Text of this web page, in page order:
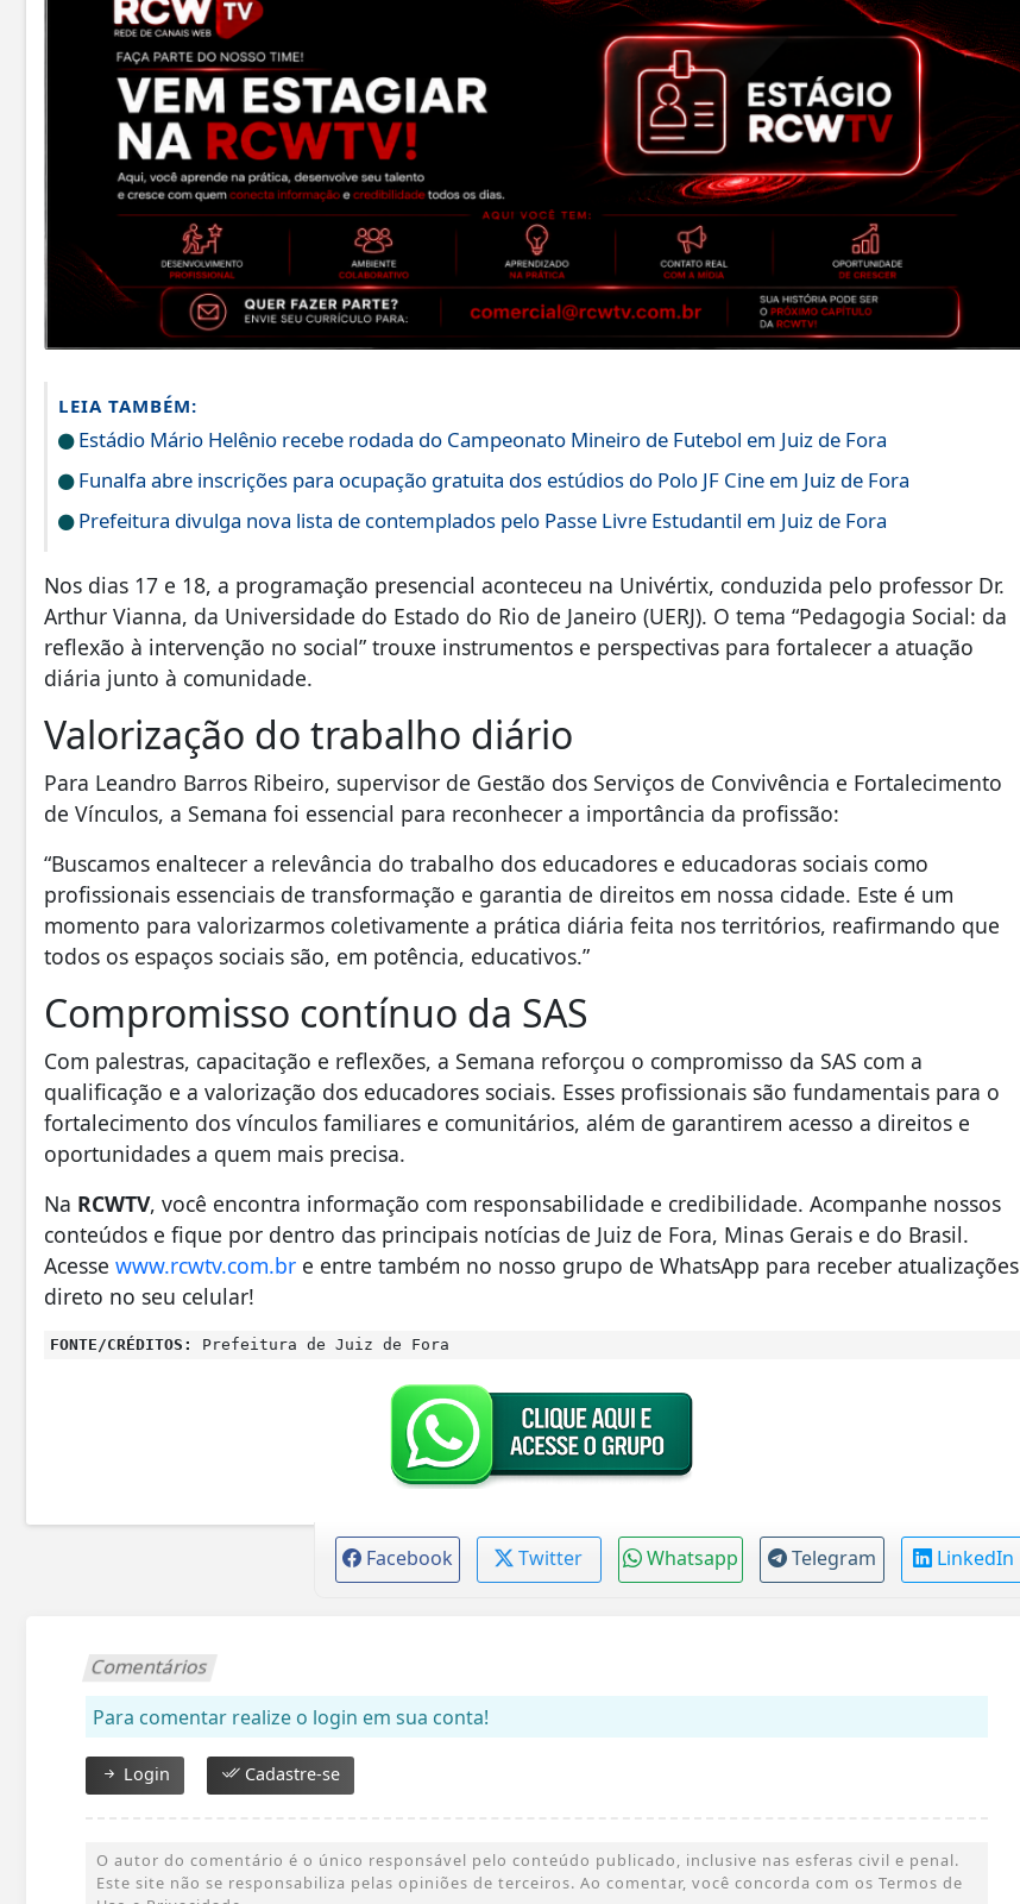
LEIA TAMBÉM:
Estádio Mário Helênio recebe rodada do Campeonato Mineiro de Futebol em Juiz de Fora
Funalfa abre inscrições para ocupação gratuita dos estúdios do Polo JF Cine em Juiz de Fora
Prefeitura divulga nova lista de contemplados pelo Passe Livre Estudantil em Juiz de Fora
Nos dias 17 e 18, a programação presencial aconteceu na Univértix, conduzida pelo professor Dr.
Arthur Vianna, da Universidade do Estado do Rio de Janeiro (UERJ). O tema “Pedagogia Social: da
reflexão à intervenção no social” trouxe instrumentos e perspectivas para fortalecer a atuação
diária junto à comunidade.
Valorização do trabalho diário
Para Leandro Barros Ribeiro, supervisor de Gestão dos Serviços de Convivência e Fortalecimento
de Vínculos, a Semana foi essencial para reconhecer a importância da profissão:
“Buscamos enaltecer a relevância do trabalho dos educadores e educadoras sociais como
profissionais essenciais de transformação e garantia de direitos em nossa cidade. Este é um
momento para valorizarmos coletivamente a prática diária feita nos territórios, reafirmando que
todos os espaços sociais são, em potência, educativos.”
Compromisso contínuo da SAS
Com palestras, capacitação e reflexões, a Semana reforçou o compromisso da SAS com a
qualificação e a valorização dos educadores sociais. Esses profissionais são fundamentais para o
fortalecimento dos vínculos familiares e comunitários, além de garantirem acesso a direitos e
oportunidades a quem mais precisa.
Na RCWTV, você encontra informação com responsabilidade e credibilidade. Acompanhe nossos
conteúdos e fique por dentro das principais notícias de Juiz de Fora, Minas Gerais e do Brasil.
Acesse www.rcwtv.com.br e entre também no nosso grupo de WhatsApp para receber atualizações
direto no seu celular!
FONTE/CRÉDITOS: Prefeitura de Juiz de Fora
Facebook Twitter Whatsapp Telegram LinkedIn
Comentários
Para comentar realize o login em sua conta!
Login Cadastre-se
O autor do comentário é o único responsável pelo conteúdo publicado, inclusive nas esferas civil e penal.
Este site não se responsabiliza pelas opiniões de terceiros. Ao comentar, você concorda com os Termos de